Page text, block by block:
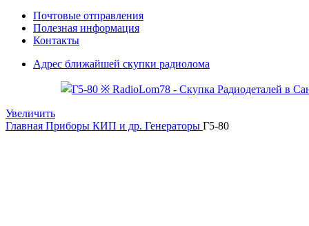
Почтовые отправления
Полезная информация
Контакты
Адрес ближайшей скупки радиолома
Увеличить
Главная Приборы КИП и др. Генераторы Г5-80